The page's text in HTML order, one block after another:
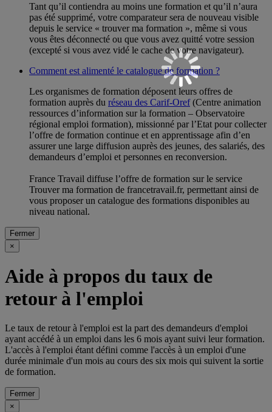
Tant qu’il contiendra au moins une formation et qu’il n’aura
pas été supprimé, votre comparateur sera de nouveau visible
depuis le service « trouver ma formation », même si vous
vous êtes déconnecté ou que vous avez quitté votre session
(excepté si vous avez vidé le cache de votre navigateur).
Comment est alimenté le catalogue de formation ?
Les organismes de formation déposent leurs offres de
formation auprès du réseau des Carif-Oref(Centre animation
ressources d’information sur la formation – Observatoire
régional emploi formation), missionné par l’Etat pour collecter
l’offre de formation continue et en apprentissage afin d’en
assurer une large diffusion auprès des jeunes, des salariés, des
demandeurs d’emploi et personnes en reconversion.
France Travail diffuse l’offre de formation sur le service
Trouver ma formation de francetravail.fr, permettant ainsi de
vous proposer un catalogue des formations disponibles au
niveau national.
Fermer
×
Aide à propos du taux de
retour à l'emploi
Le taux de retour à l'emploi est la part des demandeurs d'emploi
ayant accédé à un emploi dans les 6 mois ayant suivi leur formation.
L'accès à l'emploi étant défini comme l'accès à un emploi d'une
durée minimale d'un mois au cours des six mois qui suivent la sortie
de formation.
Fermer
×